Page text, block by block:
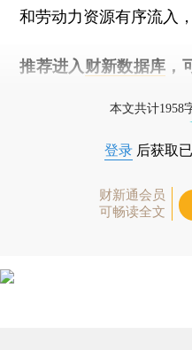
和劳动力资源有序流入
推荐进入 财新数据库 ，
本文共计1958
登录 后获取
财新通会员
可畅读全文